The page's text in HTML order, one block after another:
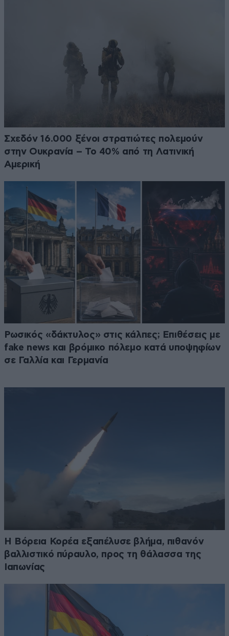
Σχεδόν 16.000 ξένοι στρατιώτες πολεμούν
στην Ουκρανία – Το 40% από τη Λατινική
Αμερική
Ρωσικός «δάκτυλος» στις κάλπες; Επιθέσεις με
fake news και βρόμικο πόλεμο κατά υποψηφίων
σε Γαλλία και Γερμανία
Η Βόρεια Κορέα εξαπέλυσε βλήμα, πιθανόν
βαλλιστικό πύραυλο, προς τη θάλασσα της
Ιαπωνίας